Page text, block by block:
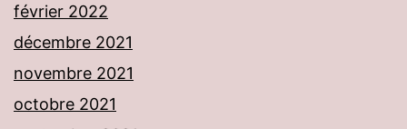
février 2022
décembre 2021
novembre 2021
octobre 2021